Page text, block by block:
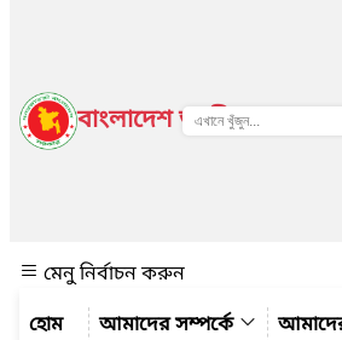
বাংলাদেশ জাতীয় তথ্য
মেনু নির্বাচন করুন
আমাদের সম্পর্কে